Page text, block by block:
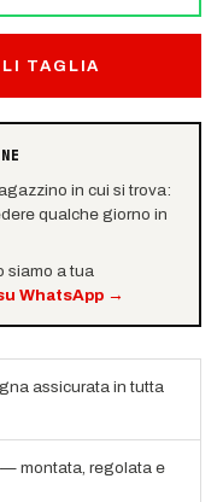
TAGLIA
in cui si trova:
qualche giorno in
siamo a tua
WhatsApp→
assicurata in tutta
— montata, regolata e